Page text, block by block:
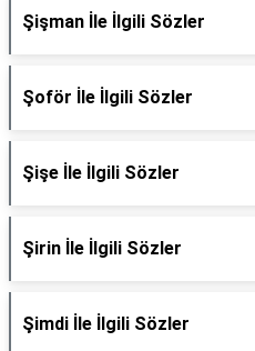
Şişman İle İlgili Sözler
Şoför İle İlgili Sözler
Şişe İle İlgili Sözler
Şirin İle İlgili Sözler
Şimdi İle İlgili Sözler